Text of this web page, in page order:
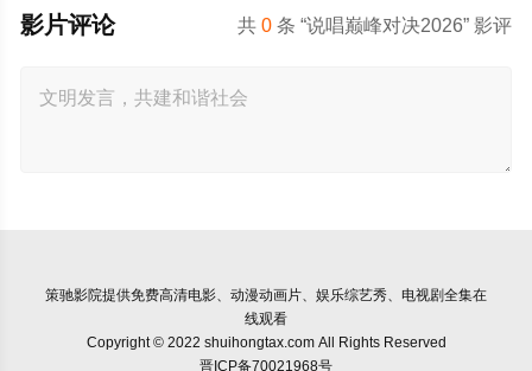
共0 条 “说唱巅峰对决2026” 影评
影片评论
策驰影院提供免费高清电影、动漫动画片、娱乐综艺秀、电视剧全集在
线观看
Copyright © 2022 shuihongtax.com All Rights Reserved
晋ICP备70021968号